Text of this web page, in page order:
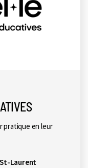
pratique en leur
Laurent